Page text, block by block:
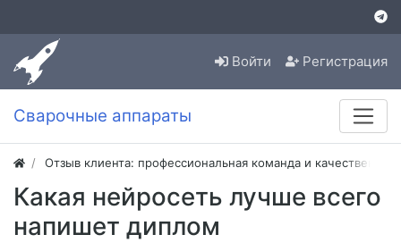
Войти Регистрация
Сварочные аппараты
Отзыв клиента: профессиональная команда и
Какая нейросеть лучше всего
напишет диплом